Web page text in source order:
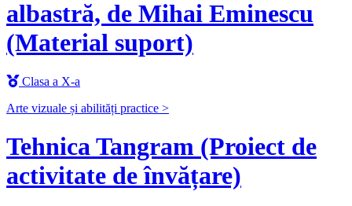
albastră, de Mihai Eminescu
(Material suport)
Clasa a X-a
Arte vizuale și abilități practice >
Tehnica Tangram (Proiect de
activitate de învățare)